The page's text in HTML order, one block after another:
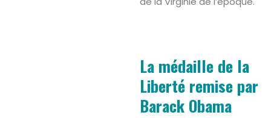
La médaille de la
Liberté remise par
Barack Obama